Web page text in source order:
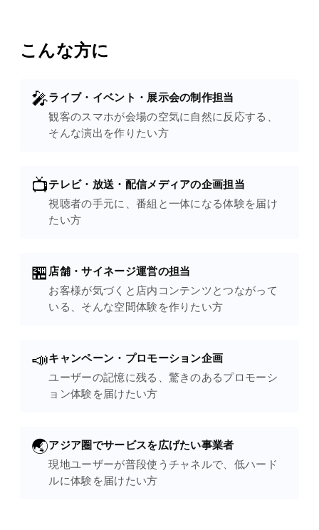
こんな方に
🎤ライブ・イベント・展示会の制作担当
観客のスマホが会場の空気に自然に反応する、
そんな演出を作りたい方
📺テレビ・放送・配信メディアの企画担当
視聴者の手元に、番組と一体になる体験を届け
たい方
🏪店舗・サイネージ運営の担当
お客様が気づくと店内コンテンツとつながって
いる、そんな空間体験を作りたい方
📣キャンペーン・プロモーション企画
ユーザーの記憶に残る、驚きのあるプロモーシ
ョン体験を届けたい方
🌏アジア圏でサービスを広げたい事業者
現地ユーザーが普段使うチャネルで、低ハード
ルに体験を届けたい方